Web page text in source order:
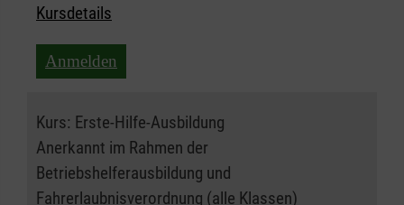
Kursdetails
Anmelden
Kurs: Erste-Hilfe-Ausbildung
Anerkannt im Rahmen der
Betriebshelferausbildung und
Fahrerlaubnisverordnung (alle Klassen)